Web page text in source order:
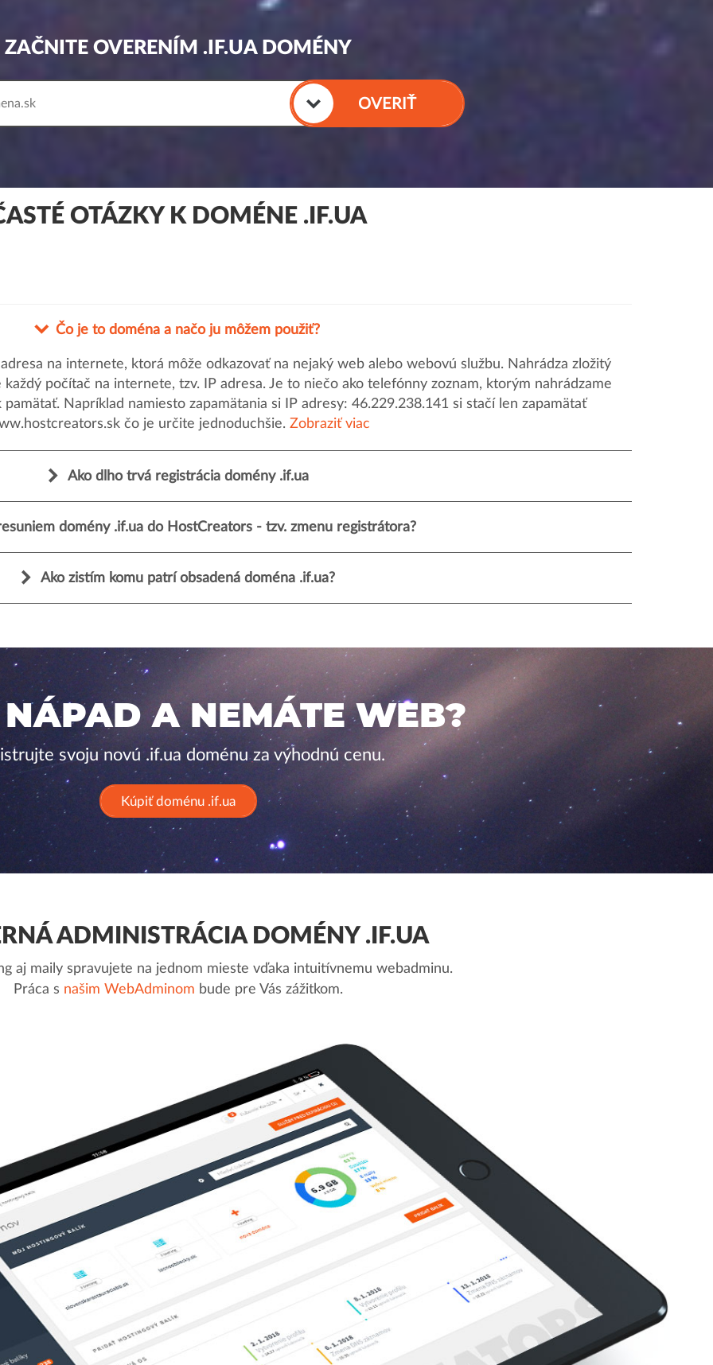
ZAČNITE OVERENÍM .IF.UA DOMÉNY
OVERIŤ
OTÁZKY K DOMÉNE .IF.UA
Čo je to doména a načo ju môžem použiť?
na internete, ktorá môže odkazovať na nejaký web alebo webovú službu. Nahrádza zložitý
počítač na internete, tzv. IP adresa. Je to niečo ako telefónny zoznam, ktorým nahrádzame
Napríklad namiesto zapamätania si IP adresy: 46.229.238.141 si stačí len zapamätať
čo je určite jednoduchšie. Zobraziť viac
Ako dlho trvá registrácia domény .if.ua
domény .if.ua do HostCreators - tzv. zmenu registrátora?
Ako zistím komu patrí obsadená doména .if.ua?
A NEMÁTE WEB?
svoju novú .if.ua doménu za výhodnú cenu.
Kúpiť doménu .if.ua
ADMINISTRÁCIA DOMÉNY .IF.UA
aj maily spravujete na jednom mieste vďaka intuitívnemu webadminu.
Práca s našim WebAdminom bude pre Vás zážitkom.